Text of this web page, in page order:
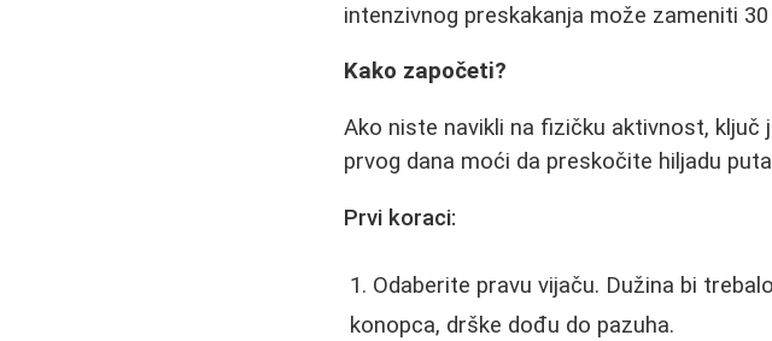
intenzivnog preskakanja može zameniti
Kako započeti?
Ako niste navikli na fizičku aktivnost,
prvog dana moći da preskočite hiljadu
Prvi koraci:
Odaberite pravu vijaču. Dužina bi
konopca, drške dođu do pazuha.